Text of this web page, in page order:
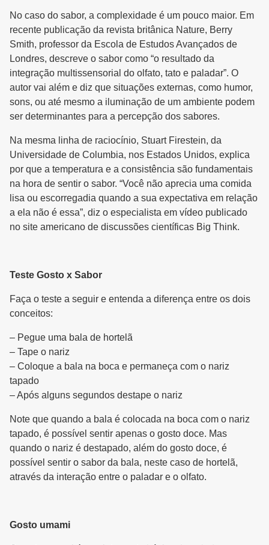
No caso do sabor, a complexidade é um pouco maior. Em
recente publicação da revista britânica Nature, Berry
Smith, professor da Escola de Estudos Avançados de
Londres, descreve o sabor como “o resultado da
integração multissensorial do olfato, tato e paladar”. O
autor vai além e diz que situações externas, como humor,
sons, ou até mesmo a iluminação de um ambiente podem
ser determinantes para a percepção dos sabores.
Na mesma linha de raciocínio, Stuart Firestein, da
Universidade de Columbia, nos Estados Unidos, explica
por que a temperatura e a consistência são fundamentais
na hora de sentir o sabor. “Você não aprecia uma comida
lisa ou escorregadia quando a sua expectativa em relação
a ela não é essa”, diz o especialista em vídeo publicado
no site americano de discussões científicas Big Think.
Teste Gosto x Sabor
Faça o teste a seguir e entenda a diferença entre os dois
conceitos:
– Pegue uma bala de hortelã
– Tape o nariz
– Coloque a bala na boca e permaneça com o nariz
tapado
– Após alguns segundos destape o nariz
Note que quando a bala é colocada na boca com o nariz
tapado, é possível sentir apenas o gosto doce. Mas
quando o nariz é destapado, além do gosto doce, é
possível sentir o sabor da bala, neste caso de hortelã,
através da interação entre o paladar e o olfato.
Gosto umami